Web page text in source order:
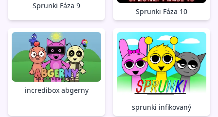
Sprunki Fáza 9
Sprunki Fáza 10
incredibox abgerny
sprunki infikovaný